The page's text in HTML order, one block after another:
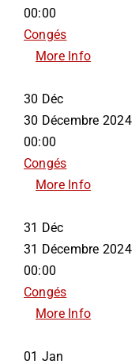
00:00
Congés
More Info
30 Déc
30 Décembre 2024
00:00
Congés
More Info
31 Déc
31 Décembre 2024
00:00
Congés
More Info
01 Jan